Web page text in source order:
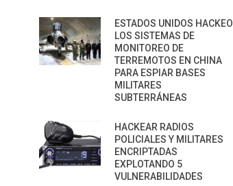
ESTADOS UNIDOS HACKEO
LOS SISTEMAS DE
MONITOREO DE
TERREMOTOS EN CHINA
PARA ESPIAR BASES
MILITARES
SUBTERRÁNEAS
HACKEAR RADIOS
POLICIALES Y MILITARES
ENCRIPTADAS
EXPLOTANDO 5
VULNERABILIDADES